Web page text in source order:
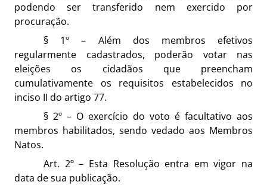
podendo ser transferido nem exercido por
procuração.
§ 1º – Além dos membros efetivos
regularmente cadastrados, poderão votar nas
eleições os cidadãos que preencham
cumulativamente os requisitos estabelecidos no
inciso II do artigo 77.
§ 2º – O exercício do voto é facultativo aos
membros habilitados, sendo vedado aos Membros
Natos.
Art. 2º – Esta Resolução entra em vigor na
data de sua publicação.